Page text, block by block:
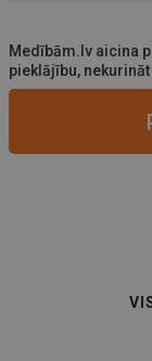
Medībām.lv aicina
pieklājību,